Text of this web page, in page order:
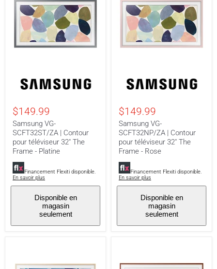
VG-
SCFT32ST/ZA
pour
téléviseur
32"
The
Frame
$149.99
Samsung VG-
SCFT32ST/ZA | Contour
pour téléviseur 32" The
Frame - Platine
Financement Flexiti disponible.
En savoir plus
Disponible en
magasin
seulement
VG-
SCFT32NP/ZA
pour
téléviseur
32"
The
Frame
$149.99
Samsung VG-
SCFT32NP/ZA | Contour
pour téléviseur 32" The
Frame - Rose
Financement Flexiti disponible.
En savoir plus
Disponible en
magasin
seulement